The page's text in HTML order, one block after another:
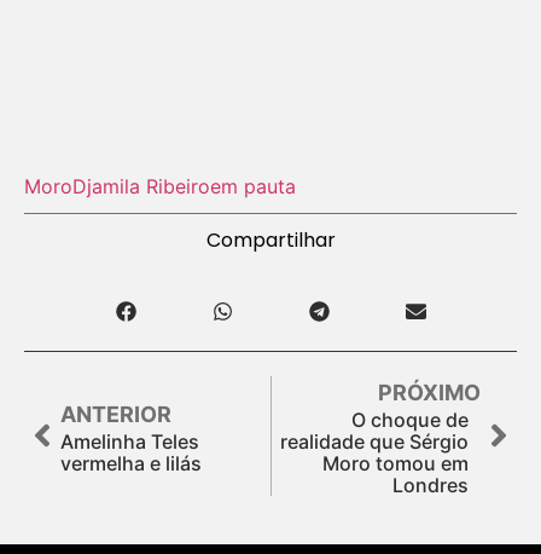
MoroDjamila Ribeiroem pauta
Compartilhar
ANTERIOR
Amelinha Teles
vermelha e lilás
PRÓXIMO
O choque de
realidade que Sérgio
Moro tomou em
Londres